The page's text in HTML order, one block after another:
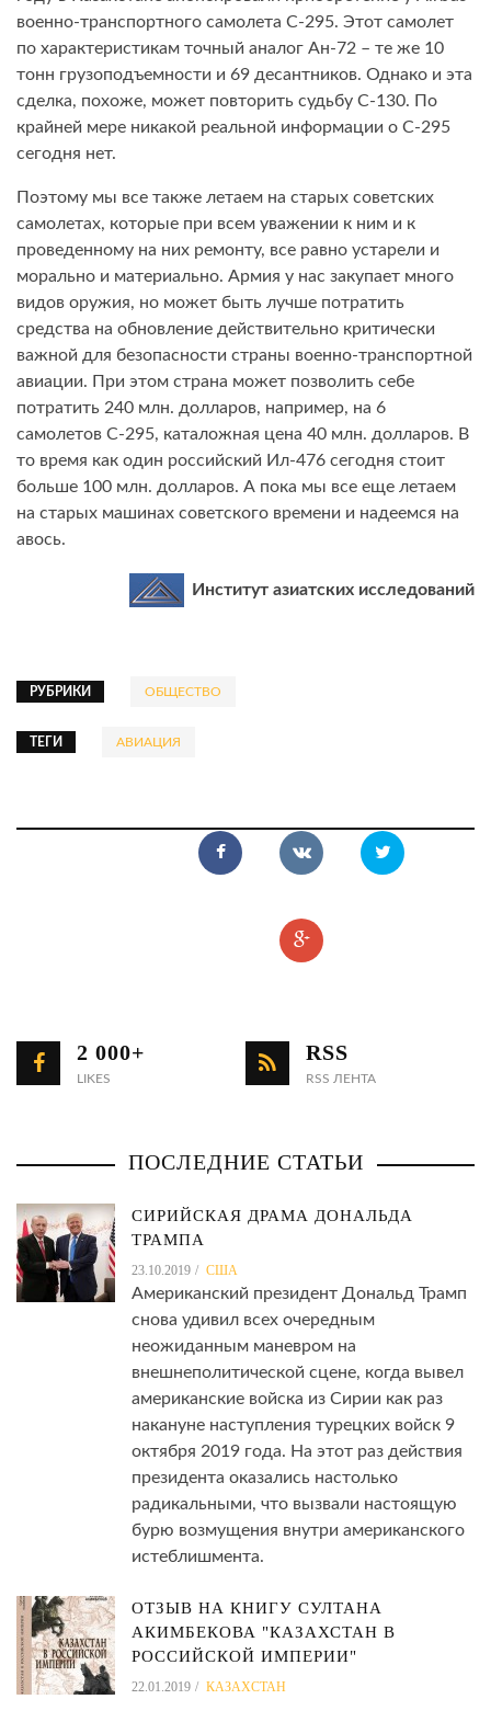
военно-транспортного самолета С-295. Этот самолет
по характеристикам точный аналог Ан-72 – те же 10
тонн грузоподъемности и 69 десантников. Однако и эта
сделка, похоже, может повторить судьбу С-130. По
крайней мере никакой реальной информации о С-295
сегодня нет.
Поэтому мы все также летаем на старых советских
самолетах, которые при всем уважении к ним и к
проведенному на них ремонту, все равно устарели и
морально и материально. Армия у нас закупает много
видов оружия, но может быть лучше потратить
средства на обновление действительно критически
важной для безопасности страны военно-транспортной
авиации. При этом страна может позволить себе
потратить 240 млн. долларов, например, на 6
самолетов С-295, каталожная цена 40 млн. долларов. В
то время как один российский Ил-476 сегодня стоит
больше 100 млн. долларов. А пока мы все еще летаем
на старых машинах советского времени и надеемся на
авось.
Институт азиатских исследований
РУБРИКИ ОБЩЕСТВО
ТЕГИ АВИАЦИЯ
2 000+
LIKES
RSS
RSS ЛЕНТА
ПОСЛЕДНИЕ СТАТЬИ
СИРИЙСКАЯ ДРАМА ДОНАЛЬДА
ТРАМПА
23.10.2019 США
Американский президент Дональд Трамп
снова удивил всех очередным
неожиданным маневром на
внешнеполитической сцене, когда вывел
американские войска из Сирии как раз
накануне наступления турецких войск 9
октября 2019 года. На этот раз действия
президента оказались настолько
радикальными, что вызвали настоящую
бурю возмущения внутри американского
истеблишмента.
ОТЗЫВ НА КНИГУ СУЛТАНА
АКИМБЕКОВА "КАЗАХСТАН В
РОССИЙСКОЙ ИМПЕРИИ"
22.01.2019 КАЗАХСТАН